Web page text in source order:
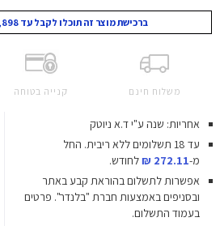
ברכישת מוצר זה תוכלו לקבל עד 4,898 נקודות מועדון!
משלוח חינם קנייה בטוחה
אחריות: שנה ע"י ד.א ניוטק
עד 18 תשלומים ללא ריבית.
החל
מ-272.11 ₪
לחודש.
אפשרות לתשלום בהוראת קבע באתר
ובסניפים באמצעות חברת "בלנדר". פרטים
בעמוד התשלום.